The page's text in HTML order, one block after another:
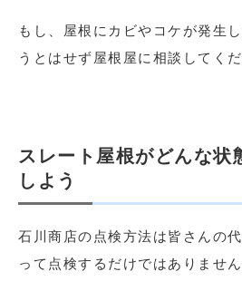
もし、屋根にカビやコケが発生
うとはせず屋根屋に相談してくだ
スレート屋根がどんな状
しよう
石川商店の点検方法は皆さんの
って点検するだけではありません